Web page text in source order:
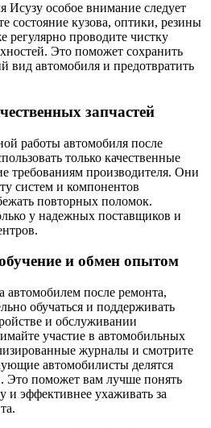
Исузу особое внимание следует
состояние кузова, оптики, резины
регулярно проводите чистку
Это поможет сохранить
вид автомобиля и предотвратить
запчастей
работы автомобиля после
только качественные
требованиям производителя. Они
систем и компонентов
повторных поломок.
у надежных поставщиков и
и обмен опытом
автомобилем после ремонта,
обучаться и поддерживать
и обслуживании
участие в автомобильных
журналы и смотрите
автомобилисты делятся
Это поможет вам лучше понять
и эффективнее ухаживать за